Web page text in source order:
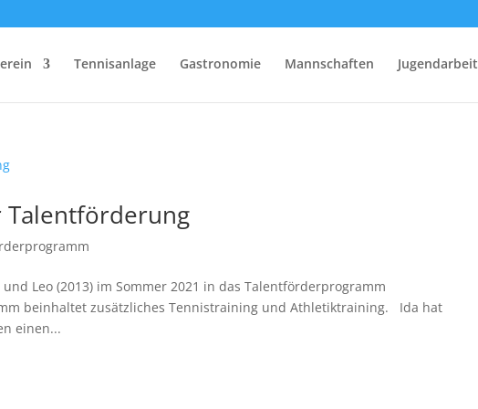
Tennisanlage Gastronomie Mannschaften Jugendarbeit
und Leo (2013) im Sommer 2021 in das Talentförderprogramm
beinhaltet zusätzliches Tennistraining und Athletiktraining. Ida hat
einen...